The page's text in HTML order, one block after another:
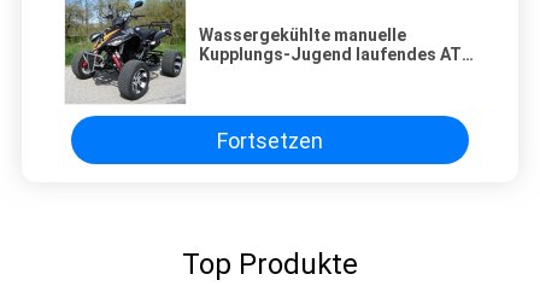
Wassergekühlte manuelle
Kupplungs-Jugend laufendes ATV
Fortsetzen
Top Produkte